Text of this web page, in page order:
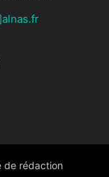
de rédaction